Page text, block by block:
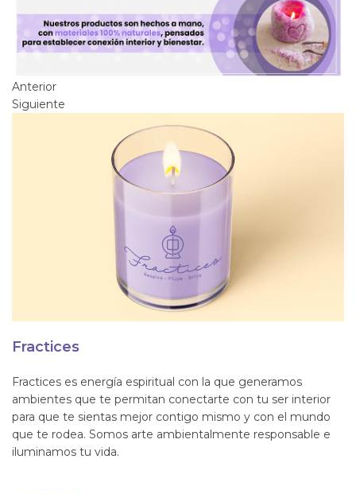
Anterior
Siguiente
Fractices
Fractices es energía espiritual con la que generamos
ambientes que te permitan conectarte con tu ser interior
para que te sientas mejor contigo mismo y con el mundo
que te rodea. Somos arte ambientalmente responsable e
iluminamos tu vida.